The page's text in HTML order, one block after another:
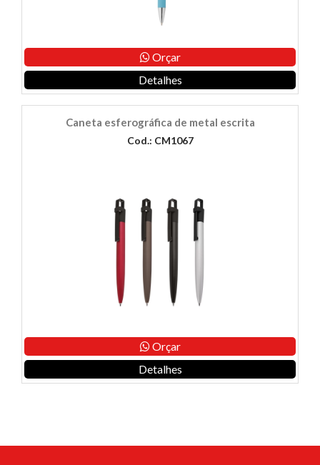
Orçar
Detalhes
Caneta esferográfica de metal escrita
Cod.: CM1067
Orçar
Detalhes